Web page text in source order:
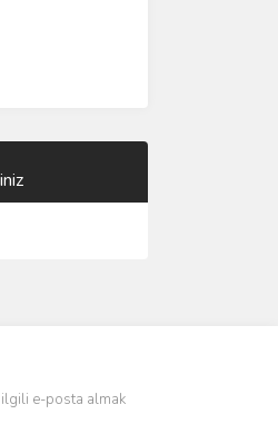
ilgili e-posta almak